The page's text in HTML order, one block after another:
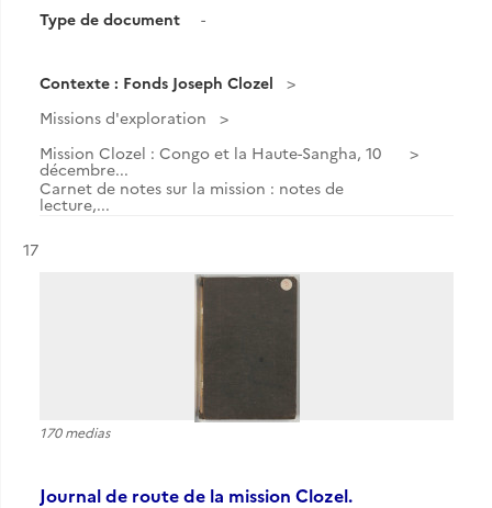
Type de document
-
Contexte : Fonds Joseph Clozel
Missions d'exploration
Mission Clozel : Congo et la Haute-Sangha, 10
décembre...
Carnet de notes sur la mission : notes de
lecture,...
Résultat n°
17
170 medias
Journal de route de la mission Clozel.